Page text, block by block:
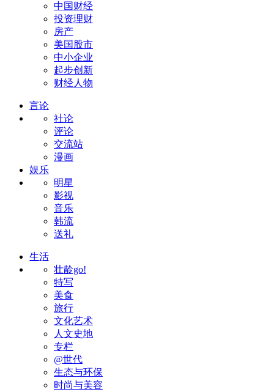
中国财经
投资理财
房产
美国股市
中小企业
起步创新
财经人物
言论
社论
评论
交流站
漫画
娱乐
明星
影视
音乐
韩流
送礼
生活
壮龄go!
特写
美食
旅行
文化艺术
人文史地
专栏
@世代
生态与环保
时尚与美容